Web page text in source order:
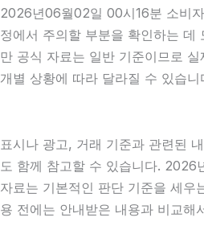
2026년06월02일 00시16분 소비
정에서 주의할 부분을 확인하는 데
만 공식 자료는 일반 기준이므로
개별 상황에 따라 달라질 수 있습니
표시나 광고, 거래 기준과 관련된
도 함께 참고할 수 있습니다. 2026
자료는 기본적인 판단 기준을 세우
용 전에는 안내받은 내용과 비교해